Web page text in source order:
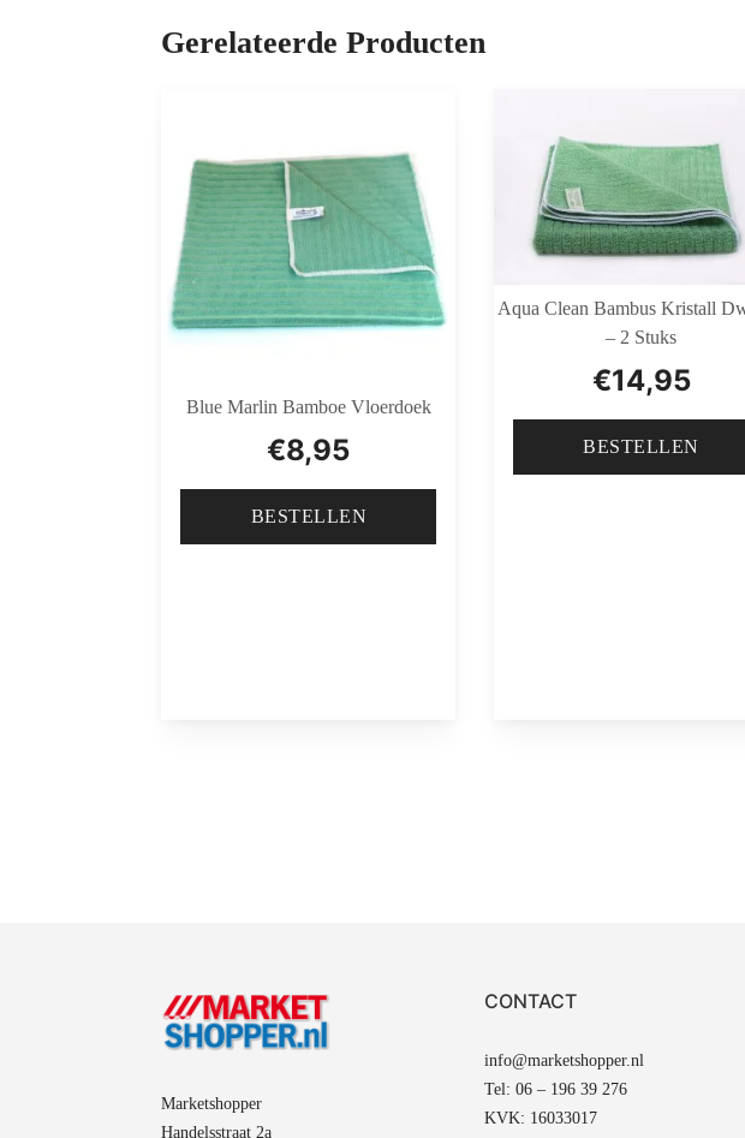
Gerelateerde Producten
Blue Marlin Bamboe Vloerdoek
€8,95
BESTELLEN
Aqua Clean Bambus Kristall
– 2 Stuks
€14,95
BESTELLEN
Marketshopper
Handelsstraat 2a
CONTACT
info@marketshopper.nl
Tel: 06 – 196 39 276
KVK: 16033017